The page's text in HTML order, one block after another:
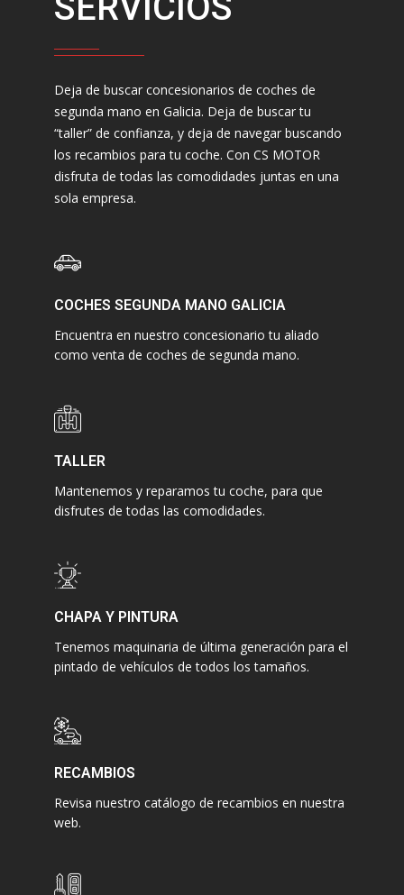
Deja de buscar concesionarios de coches de
segunda mano en Galicia. Deja de buscar tu
“taller” de confianza, y deja de navegar buscando
los recambios para tu coche. Con CS MOTOR
disfruta de todas las comodidades juntas en una
sola empresa.
COCHES SEGUNDA MANO GALICIA
Encuentra en nuestro concesionario tu aliado
como venta de coches de segunda mano.
TALLER
Mantenemos y reparamos tu coche, para que
disfrutes de todas las comodidades.
CHAPA Y PINTURA
Tenemos maquinaria de última generación para el
pintado de vehículos de todos los tamaños.
RECAMBIOS
Revisa nuestro catálogo de recambios en nuestra
web.